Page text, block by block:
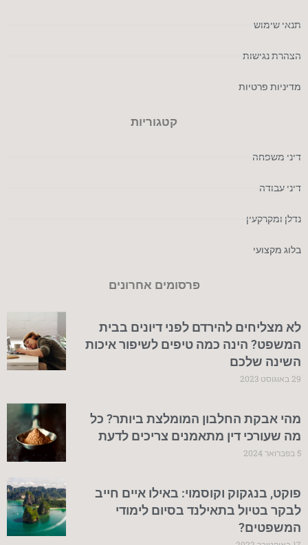
תנאי שימוש
הצהרת נגישות
מדיניות פרטיות
קטגוריות
דיני משפחה
דיני עבודה
נדלן ומקרקעין
בלוג מקצועי
פרסומים אחרונים
לא מצליחים להירדם לפני דיונים בבית
המשפט? הינה כמה טיפים לשיפור איכות
השינה שלכם
29 באוגוסט 2023
מהי אבקת החלבון המומלצת ביותר? כל
מה שעורכי דין מתאמנים צריכים לדעת
5 בפברואר 2024
פוקט, בנגקוק וקוסמוי: באילו איים חייב
לבקר בטיול בתאילנד בסיום לימודי
המשפטים?